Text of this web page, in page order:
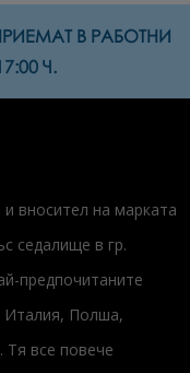
В РАБОТНИ
Ч.
вносител на марката
седалище в гр.
предпочитаните
Италия, Полша,
Тя все повече